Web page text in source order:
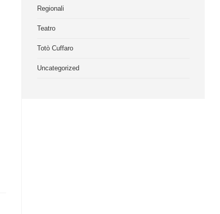
Regionali
Teatro
Totò Cuffaro
Uncategorized